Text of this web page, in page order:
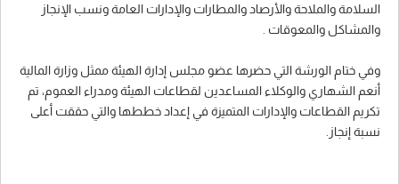
السلامة والملاحة والأرصاد والمطارات والإدارات العامة ونسب الإنجاز
والمشاكل والمعوقات .
وفي ختام الورشة التي حضرها عضو مجلس إدارة الهيئة ممثل وزارة المالية
أنعم الشهاري والوكلاء المساعدين لقطاعات الهيئة ومدراء العموم، تم
تكريم القطاعات والإدارات المتميزة في إعداد خططها والتي حققت أعلى
نسبة إنجاز.